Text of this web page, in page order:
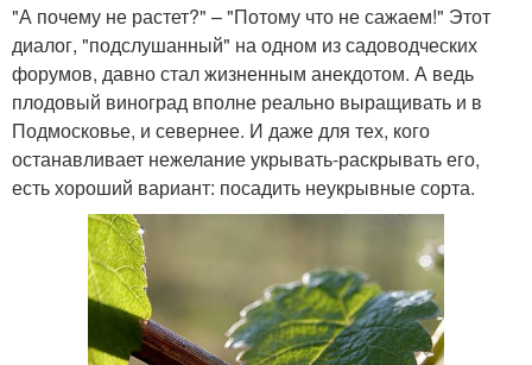
"А почему не растет?" – "Потому что не сажаем!" Этот
диалог, "подслушанный" на одном из садоводческих
форумов, давно стал жизненным анекдотом. А ведь
плодовый виноград вполне реально выращивать и в
Подмосковье, и севернее. И даже для тех, кого
останавливает нежелание укрывать-раскрывать его,
есть хороший вариант: посадить неукрывные сорта.